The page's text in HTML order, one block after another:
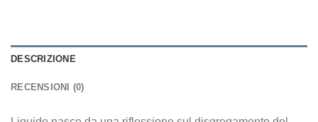
DESCRIZIONE
RECENSIONI (0)